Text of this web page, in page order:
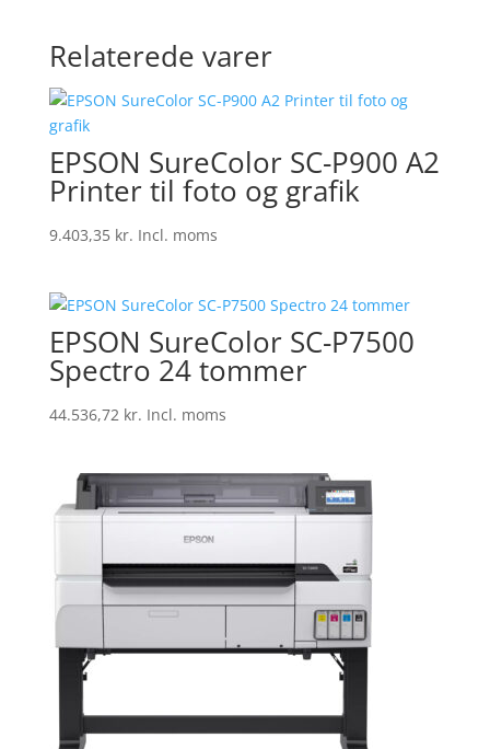
2.542,95 kr.
Relaterede varer
EPSON SureColor SC-P900 A2
Printer til foto og grafik
9.403,35 kr. Incl. moms
EPSON SureColor SC-P7500
Spectro 24 tommer
44.536,72 kr. Incl. moms